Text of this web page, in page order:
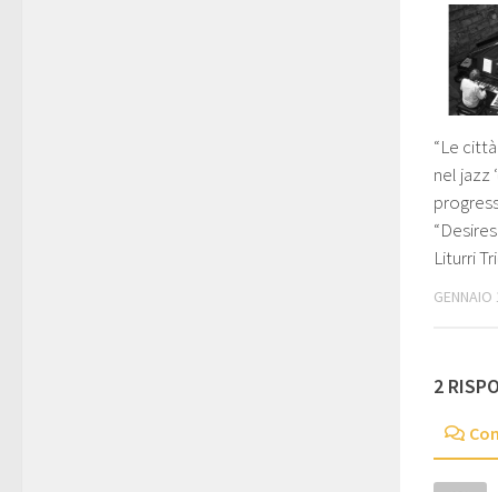
“Le
nel jazz
Liturri
2